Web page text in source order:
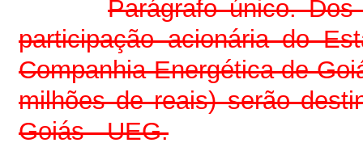
Parágrafo único.
participação acionária do
Companhia Energética de
milhões de reais) serão
Goiás - UEG.